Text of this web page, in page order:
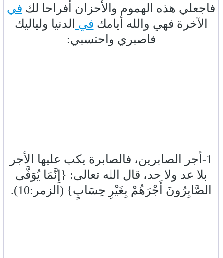
فاجعلي هذه الهموم والأحزان أفراحا لك في
الآخرة فهي والله أيامك في
الدنيا ولياليك
فاصبري واحتسبي:
1-أجر الصابرين، فالصابرة يكب عليها الأجر
بلا عد ولا حد، قال الله تعالى: {إِنَّمَا يُوَفَّى
الصَّابِرُونَ أَجْرَهُمْ بِغَيْرِ حِسَابٍ} (الزمر:10).